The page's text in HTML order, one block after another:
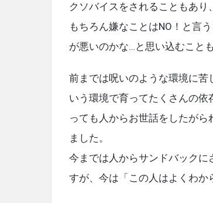
Articles
クソバイスをされることもあり
もちろん嫌なことはNO！と言
が悪いのかな…と思い込むこと
前までは呪いのような環境に苦
いう環境で育ってたくさんの
っても人からお世話をしたが
ました。
今までは人からサンドバック
すが、今は「この人はよくわか